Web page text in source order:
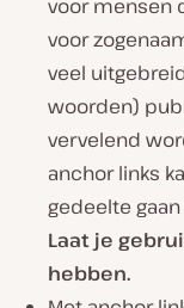
voor mensen
voor
veel
woorden)
vervelend
anchor links
gedeelte
Laat je
hebben.